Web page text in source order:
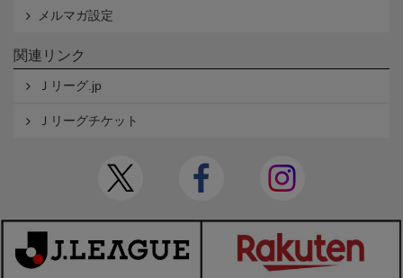
メルマガ設定
関連リンク
Ｊリーグ.jp
Ｊリーグチケット